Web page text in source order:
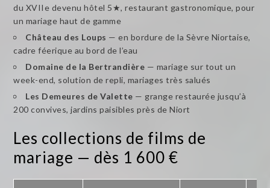
du XVIIe devenu hôtel 5★, restaurant gastronomique, pour
un mariage haut de gamme
Château des Loups — en bordure de la Sèvre Niortaise,
cadre féerique au bord de l’eau
Domaine de la Bertrandière — mariage sur tout un
week-end, solution de repli, mariages très salués
Les Demeures de Valette — grange restaurée jusqu’à
200 convives, jardins paisibles près de Niort
Les collections de films de
mariage — dès 1 600 €